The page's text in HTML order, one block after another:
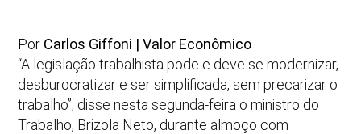
Por Carlos Giffoni | Valor Econômico
“A legislação trabalhista pode e deve se modernizar,
desburocratizar e ser simplificada, sem precarizar o
trabalho”, disse nesta segunda-feira o ministro do
Trabalho, Brizola Neto, durante almoço com